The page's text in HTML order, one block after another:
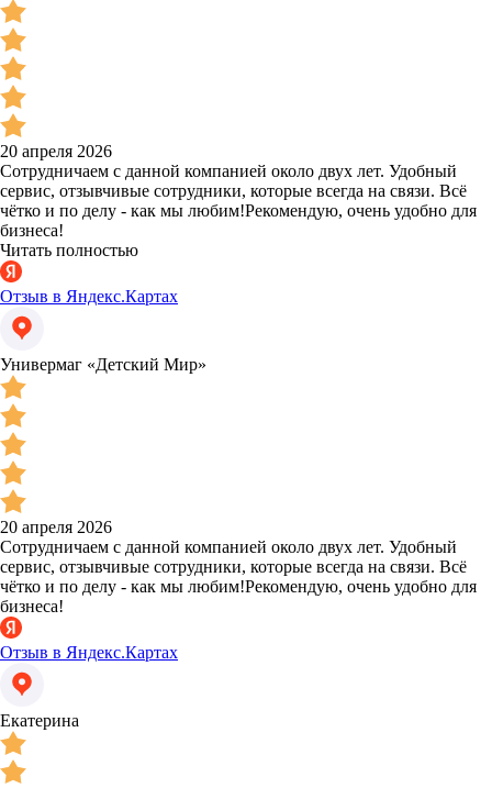
20 апреля 2026
Сотрудничаем с данной компанией около двух лет. Удобный
сервис, отзывчивые сотрудники, которые всегда на связи. Всё
чётко и по делу - как мы любим!Рекомендую, очень удобно для
бизнеса!
Читать полностью
Отзыв в Яндекс.Картах
Универмаг «Детский Мир»
20 апреля 2026
Сотрудничаем с данной компанией около двух лет. Удобный
сервис, отзывчивые сотрудники, которые всегда на связи. Всё
чётко и по делу - как мы любим!Рекомендую, очень удобно для
бизнеса!
Отзыв в Яндекс.Картах
Екатерина